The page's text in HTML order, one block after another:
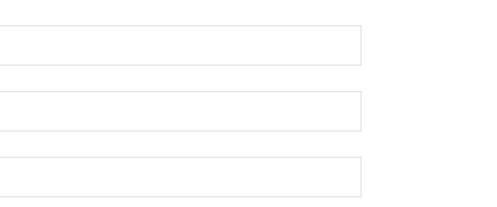
mail:*